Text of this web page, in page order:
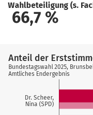
Wahlbeteiligung (s.
66,7 %
Dr. Scheer,
Nina (SPD)
Anteil der
Bundestagswahl 2025,
Amtliches Endergebnis